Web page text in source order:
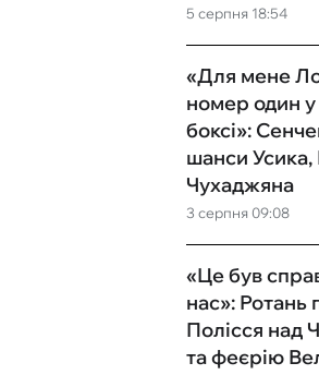
5 серпня 18:54
3 серпня 09:08
«Для мене
номер один у
боксі»:
шанси Усика,
Чухаджяна
«Це був
нас»: Ротань
Полісся над
та феєрію